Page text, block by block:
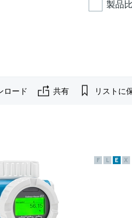
製品
ロード 共有 リストに
F L E X